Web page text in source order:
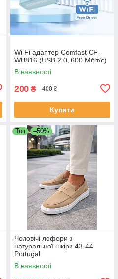
Wi-Fi адаптер Comfast CF-
WU816 (USB 2.0, 600 Мбіт/с)
В наявності
200 ₴ 400 ₴
Купити
Топ –50%
Чоловічі лофери з
натуральної шкіри 43-44
Portugal
В наявності